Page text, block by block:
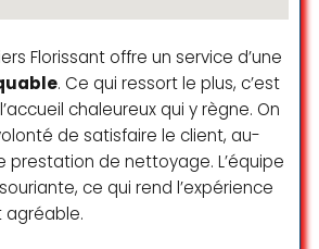
Florissant offre un service d’une
. Ce qui ressort le plus, c’est
chaleureux qui y règne. On
de satisfaire le client, au-
prestation de nettoyage. L’équipe
ce qui rend l’expérience